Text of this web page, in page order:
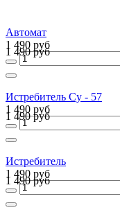
Автомат
1 490 руб
1 490 руб
Истребитель Су - 57
1 490 руб
1 490 руб
Истребитель
1 490 руб
1 490 руб